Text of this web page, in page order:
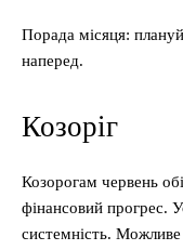
Порада місяця:
наперед.
Козоріг
Козорогам червень
фінансовий прогрес.
системність. Можливе